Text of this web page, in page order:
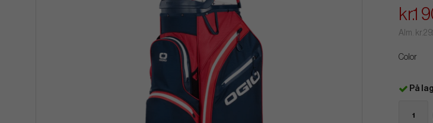
kr.1
Alm. kr.2
Color
På